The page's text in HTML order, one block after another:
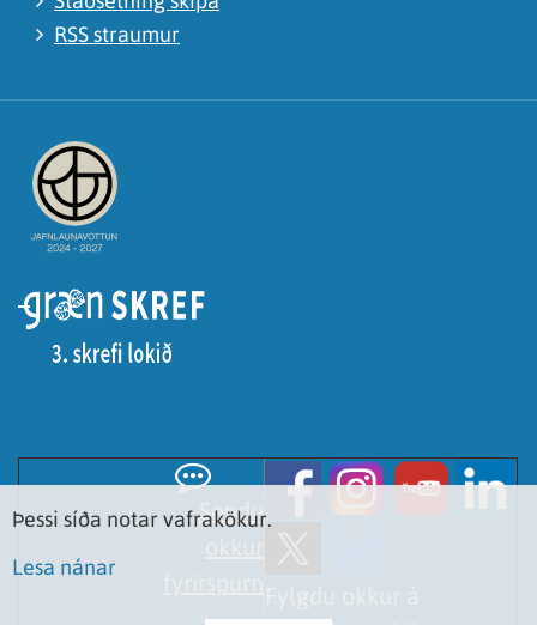
RSS straumur
Sendu
Þessi síða notar vafrakökur.
Lesa nánar